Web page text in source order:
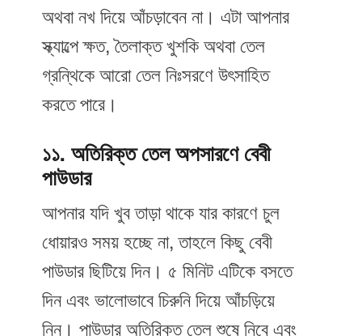
অথবা নখ দিয়ে আঁচড়াবেন না। এটা আপনার
স্ক্যাল্পে ক্ষত, তৈলাক্ত খুশকি অথবা তেল
গ্রন্থিকে আরো তেল নিঃসরণে উৎসাহিত
করতে পারে।
১১. অতিরিক্ত তেল অপসারণে বেবী
পাউডার
আপনার যদি খুব তাড়া থাকে যার কারণে চুল
ধোয়ারও সময় হচ্ছে না, তাহলে কিছু বেবী
পাউডার ছিটিয়ে দিন। ৫ মিনিট এটিকে বসতে
দিন এবং ভালোভাবে চিরুনি দিয়ে আঁচড়িয়ে
নিন। পাউডার অতিরিক্ত তেল শুষে নিবে এবং